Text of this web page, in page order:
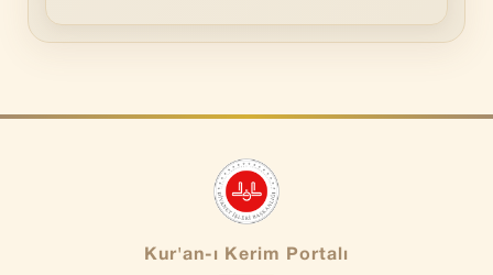
Kur'an-ı Kerim Portalı